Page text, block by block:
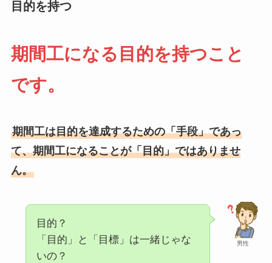
目的を持つ
期間工になる目的を持つこと
です。
期間工は目的を達成するための「手段」であっ
て、期間工になることが「目的」ではありませ
ん。
男性
目的？
「目的」と「目標」は一緒じゃな
いの？